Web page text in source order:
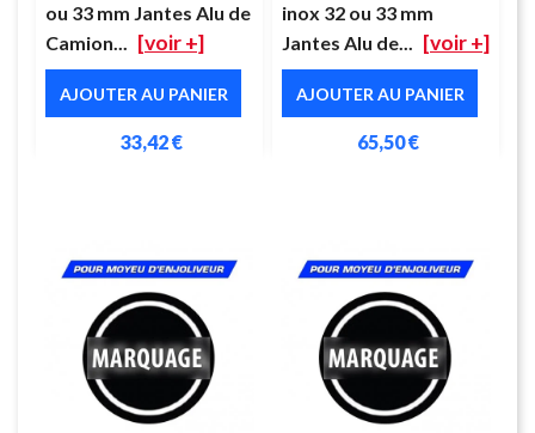
ou 33 mm Jantes Alu de
Camion... [voir +]
AJOUTER AU PANIER
33,42 €
inox 32 ou 33 mm
Jantes Alu de... [voir +]
AJOUTER AU PANIER
65,50 €